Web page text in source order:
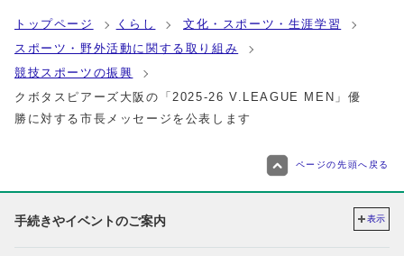
トップページ くらし
文化・スポーツ・生涯学習
スポーツ・野外活動に関する取り組み
競技スポーツの振興
クボタスピアーズ大阪の「2025-26 V.LEAGUE MEN」優
勝に対する市長メッセージを公表します
ページの先頭へ戻る
手続きやイベントのご案内 表示